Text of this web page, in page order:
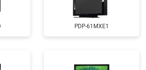
PDP-61MXE1